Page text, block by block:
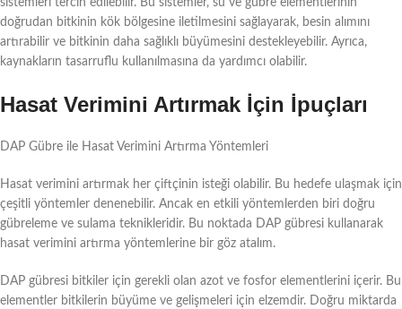
sistemleri tercih edilebilir. Bu sistemler, su ve gübre elementlerinin
doğrudan bitkinin kök bölgesine iletilmesini sağlayarak, besin alımını
artırabilir ve bitkinin daha sağlıklı büyümesini destekleyebilir. Ayrıca,
kaynakların tasarruflu kullanılmasına da yardımcı olabilir.
Hasat Verimini Artırmak İçin İpuçları
DAP Gübre ile Hasat Verimini Artırma Yöntemleri
Hasat verimini artırmak her çiftçinin isteği olabilir. Bu hedefe ulaşmak için
çeşitli yöntemler denenebilir. Ancak en etkili yöntemlerden biri doğru
gübreleme ve sulama teknikleridir. Bu noktada DAP gübresi kullanarak
hasat verimini artırma yöntemlerine bir göz atalım.
DAP gübresi bitkiler için gerekli olan azot ve fosfor elementlerini içerir. Bu
elementler bitkilerin büyüme ve gelişmeleri için elzemdir. Doğru miktarda